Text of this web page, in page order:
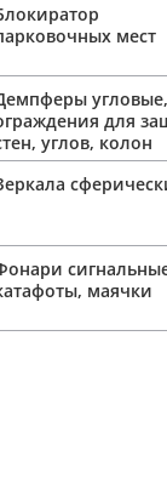
мест
угловые,
для
углов, колон
маячки